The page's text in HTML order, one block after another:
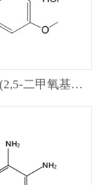
2-氨基-1-(2,5-二甲氧基苯基) 乙酮盐酸盐